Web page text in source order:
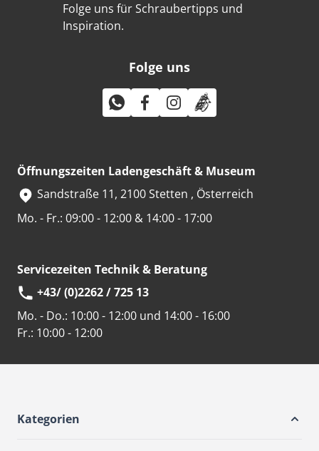
Folge uns für Schraubertipps und
Inspiration.
Folge uns
Öffnungszeiten Ladengeschäft & Museum
Sandstraße 11, 2100 Stetten , Österreich
Mo. - Fr.: 09:00 - 12:00 & 14:00 - 17:00
Servicezeiten Technik & Beratung
+43/ (0)2262 / 725 13
Mo. - Do.: 10:00 - 12:00 und 14:00 - 16:00
Fr.: 10:00 - 12:00
Kategorien